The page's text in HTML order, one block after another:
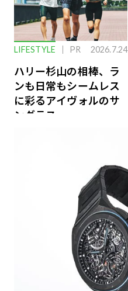
LIFESTYLE PR 2026.7.24
ハリー杉山の相棒、ラ
ンも日常もシームレス
に彩るアイヴォルのサ
ングラス